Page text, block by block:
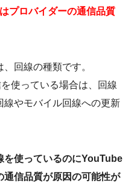
プロバイダーの通信品質
回線の種類です。
使っている場合は、回線
線やモバイル回線への更新
を使っているのにYouTube
信品質が原因の可能性が